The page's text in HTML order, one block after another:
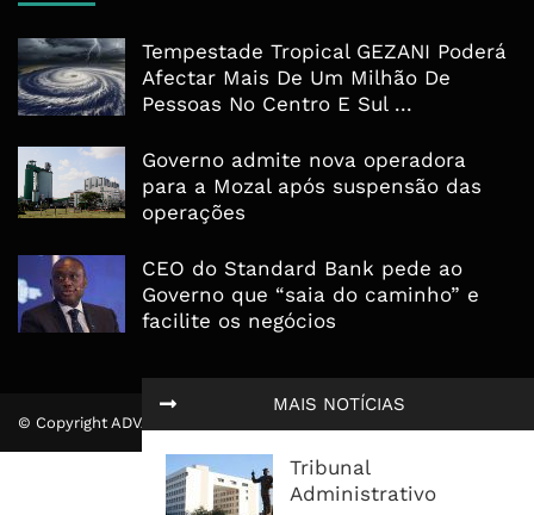
MAIS NOTÍCIAS
Tribunal
Administrativo
Tempestade Tropical GEZANI Poderá
Afectar Mais De Um Milhão De
Pessoas No Centro E Sul ...
Governo admite nova operadora
para a Mozal após suspensão das
operações
CEO do Standard Bank pede ao
Governo que “saia do caminho” e
facilite os negócios
© Copyright ADVALUE. Todos Direitos Reservados.